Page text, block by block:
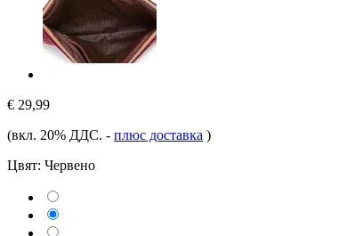
€ 29,99
(вкл. 20% ДДС. - плюс доставка )
Цвят: Червено